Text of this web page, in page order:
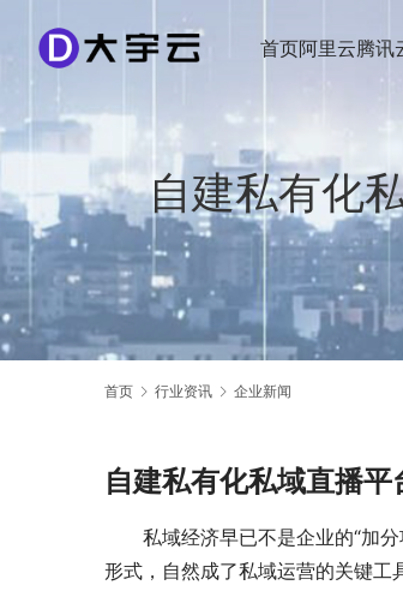
首页阿里云腾讯
自建私有化
首页 行业资讯 企业新闻
自建私有化私域直播
私域经济早已不是企业的“加
形式，自然成了私域运营的关键